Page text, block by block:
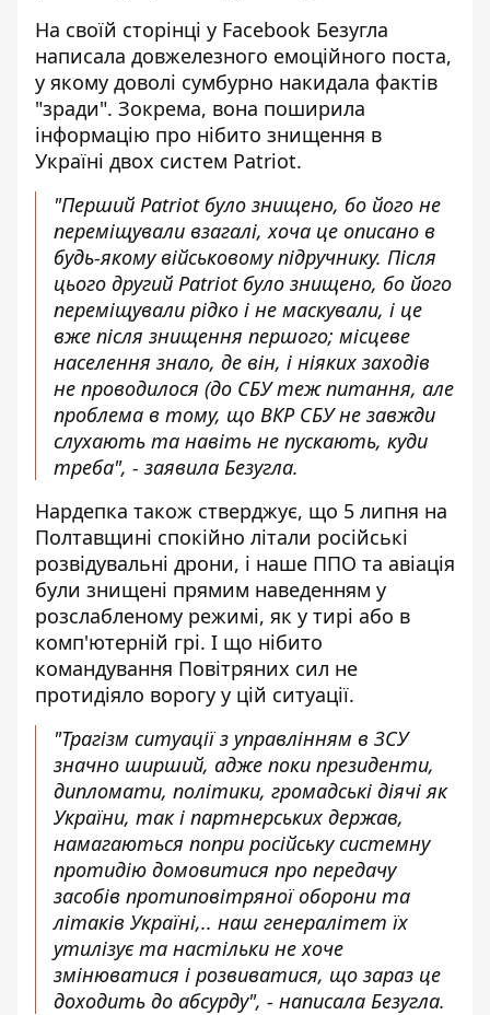
На своїй сторінці у Facebook Безугла
написала довжелезного емоційного поста,
у якому доволі сумбурно накидала фактів
"зради". Зокрема, вона поширила
інформацію про нібито знищення в
Україні двох систем Patriot.
"Перший Patriot було знищено, бо його не
переміщували взагалі, хоча це описано в
будь-якому військовому підручнику. Після
цього другий Patriot було знищено, бо його
переміщували рідко і не маскували, і це
вже після знищення першого; місцеве
населення знало, де він, і ніяких заходів
не проводилося (до СБУ теж питання, але
проблема в тому, що ВКР СБУ не завжди
слухають та навіть не пускають, куди
треба", - заявила Безугла.
Нардепка також стверджує, що 5 липня на
Полтавщині спокійно літали російські
розвідувальні дрони, і наше ППО та авіація
були знищені прямим наведенням у
розслабленому режимі, як у тирі або в
комп'ютерній грі. І що нібито
командування Повітряних сил не
протидіяло ворогу у цій ситуації.
"Трагізм ситуації з управлінням в ЗСУ
значно ширший, адже поки президенти,
дипломати, політики, громадські діячі як
України, так і партнерських держав,
намагаються попри російську системну
протидію домовитися про передачу
засобів протиповітряної оборони та
літаків Україні,.. наш генералітет їх
утилізує та настільки не хоче
змінюватися і розвиватися, що зараз це
доходить до абсурду", - написала Безугла.